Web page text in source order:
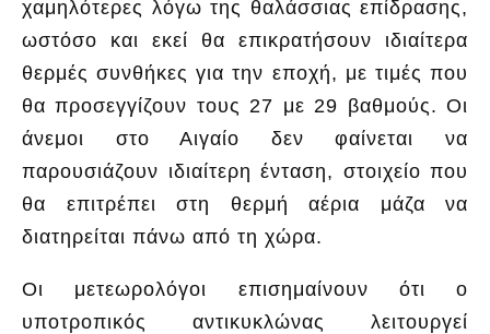
χαμηλότερες λόγω της θαλάσσιας επίδρασης,
ωστόσο και εκεί θα επικρατήσουν ιδιαίτερα
θερμές συνθήκες για την εποχή, με τιμές που
θα προσεγγίζουν τους 27 με 29 βαθμούς. Οι
άνεμοι στο Αιγαίο δεν φαίνεται να
παρουσιάζουν ιδιαίτερη ένταση, στοιχείο που
θα επιτρέπει στη θερμή αέρια μάζα να
διατηρείται πάνω από τη χώρα.
Οι μετεωρολόγοι επισημαίνουν ότι ο
υποτροπικός αντικυκλώνας λειτουργεί